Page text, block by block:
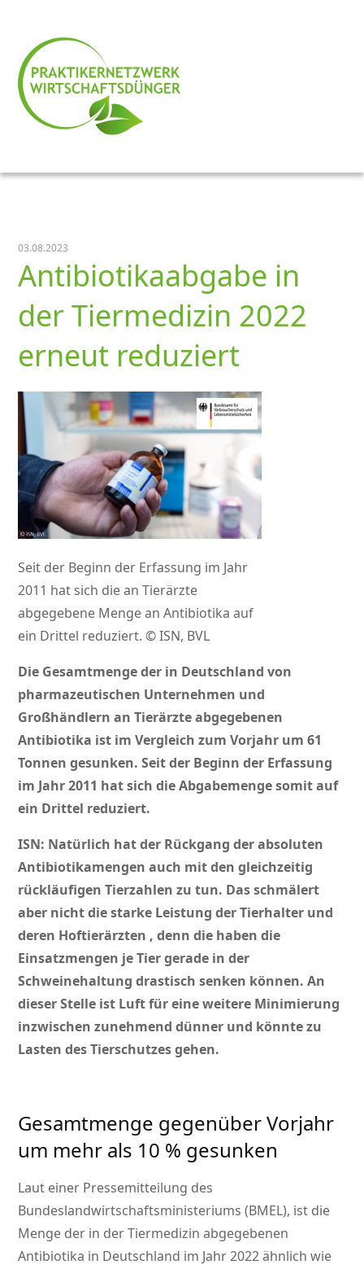
03.08.2023
Antibiotikaabgabe in
der Tiermedizin 2022
erneut reduziert
Seit der Beginn der Erfassung im Jahr
2011 hat sich die an Tierärzte
abgegebene Menge an Antibiotika auf
ein Drittel reduziert. © ISN, BVL
Die Gesamtmenge der in Deutschland von
pharmazeutischen Unternehmen und
Großhändlern an Tierärzte abgegebenen
Antibiotika ist im Vergleich zum Vorjahr um 61
Tonnen gesunken. Seit der Beginn der Erfassung
im Jahr 2011 hat sich die Abgabemenge somit auf
ein Drittel reduziert.
ISN: Natürlich hat der Rückgang der absoluten
Antibiotikamengen auch mit den gleichzeitig
rückläufigen Tierzahlen zu tun. Das schmälert
aber nicht die starke Leistung der Tierhalter und
deren Hoftierärzten , denn die haben die
Einsatzmengen je Tier gerade in der
Schweinehaltung drastisch senken können. An
dieser Stelle ist Luft für eine weitere Minimierung
inzwischen zunehmend dünner und könnte zu
Lasten des Tierschutzes gehen.
Gesamtmenge gegenüber Vorjahr
um mehr als 10 % gesunken
Laut einer Pressemitteilung des
Bundeslandwirtschaftsministeriums (BMEL), ist die
Menge der in der Tiermedizin abgegebenen
Antibiotika in Deutschland im Jahr 2022 ähnlich wie